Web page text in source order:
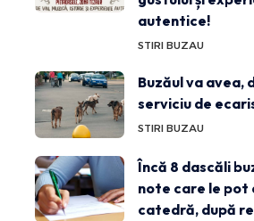
autentice!
STIRI BUZAU
Buzăul va avea,
serviciu de
STIRI BUZAU
Încă 8 dascăli
note care le pot
catedră, după